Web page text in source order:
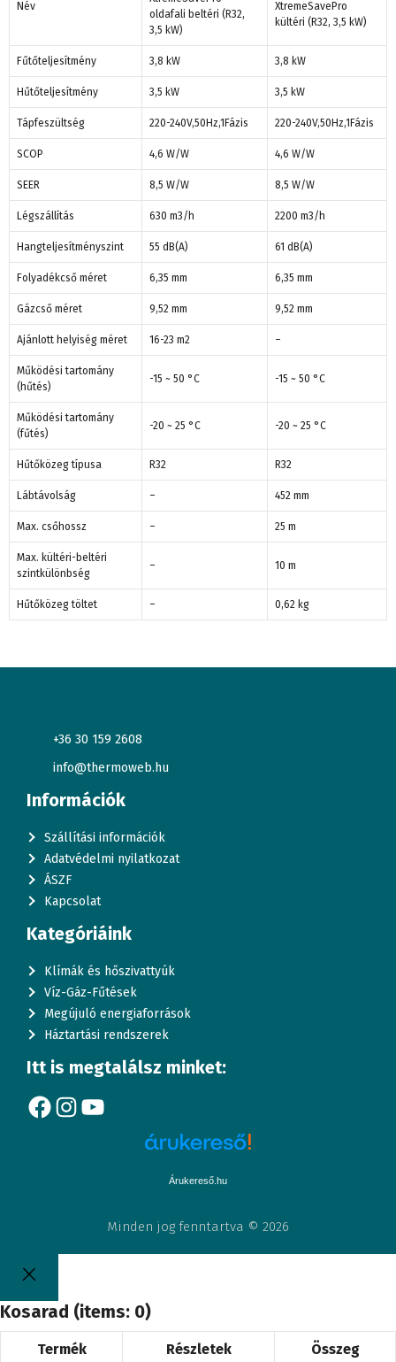
Név
oldafali beltéri (R32,
3,5 kW)
XtremeSavePro
kültéri (R32, 3,5 kW)
Fűtőteljesítmény 3,8 kW 3,8 kW
Hűtőteljesítmény 3,5 kW 3,5 kW
Tápfeszültség 220-240V,50Hz,1Fázis 220-240V,50Hz,1Fázis
SCOP 4,6 W/W 4,6 W/W
SEER 8,5 W/W 8,5 W/W
Légszállítás 630 m3/h 2200 m3/h
Hangteljesítményszint 55 dB(A) 61 dB(A)
Folyadékcső méret 6,35 mm 6,35 mm
Gázcső méret 9,52 mm 9,52 mm
Ajánlott helyiség méret 16-23 m2 –
Működési tartomány
(hűtés)
-15 ~ 50 °C -15 ~ 50 °C
Működési tartomány
(fűtés)
-20 ~ 25 °C -20 ~ 25 °C
Hűtőközeg típusa R32 R32
Lábtávolság – 452 mm
Max. csőhossz – 25 m
Max. kültéri-beltéri
szintkülönbség
– 10 m
Hűtőközeg töltet – 0,62 kg
+36 30 159 2608
info@thermoweb.hu
Információk
Szállítási információk
Adatvédelmi nyilatkozat
ÁSZF
Kapcsolat
Kategóriáink
Klímák és hőszivattyúk
Víz-Gáz-Fűtések
Megújuló energiaforrások
Háztartási rendszerek
Itt is megtalálsz minket:
Facebook
Instagram
YouTube
Árukereső.hu
Minden jog fenntartva © 2026
Kosarad (items: 0)
Termék Részletek Összeg